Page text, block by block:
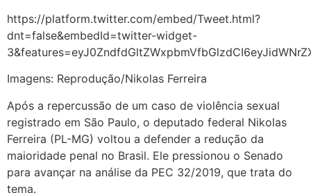
https://platform.twitter.com/embed/Tweet.html?
dnt=false&embedId=twitter-widget-
Imagens: Reprodução/Nikolas Ferreira
Após a repercussão de um caso de violência sexual
registrado em São Paulo, o deputado federal Nikolas
Ferreira (PL-MG) voltou a defender a redução da
maioridade penal no Brasil. Ele pressionou o Senado
para avançar na análise da PEC 32/2019, que trata do
tema.